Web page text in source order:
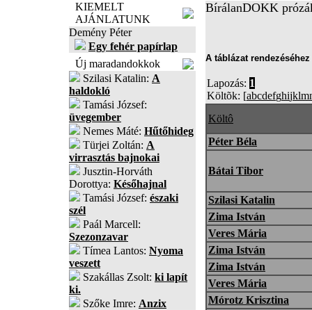
KIEMELT
AJÁNLATUNK
Demény Péter
Egy fehér papírlap
Új maradandokkok
Szilasi Katalin: A
haldokló
Tamási József:
üvegember
Nemes Máté: Hűtőhideg
Türjei Zoltán: A
virrasztás bajnokai
Jusztin-Horváth
Dorottya: Későhajnal
Tamási József: északi
szél
Paál Marcell:
Szezonzavar
Tímea Lantos: Nyoma
veszett
Szakállas Zsolt: ki lapít
ki.
Szőke Imre: Anzix
BírálanDOKK
A táblázat
Lapozás: 1
Költõk: [abcdefghijklm
Költô
Péter Béla
Bátai Tibor
Szilasi Katalin
Zima István
Veres Mária
Zima István
Zima István
Veres Mária
Mórotz Krisztina